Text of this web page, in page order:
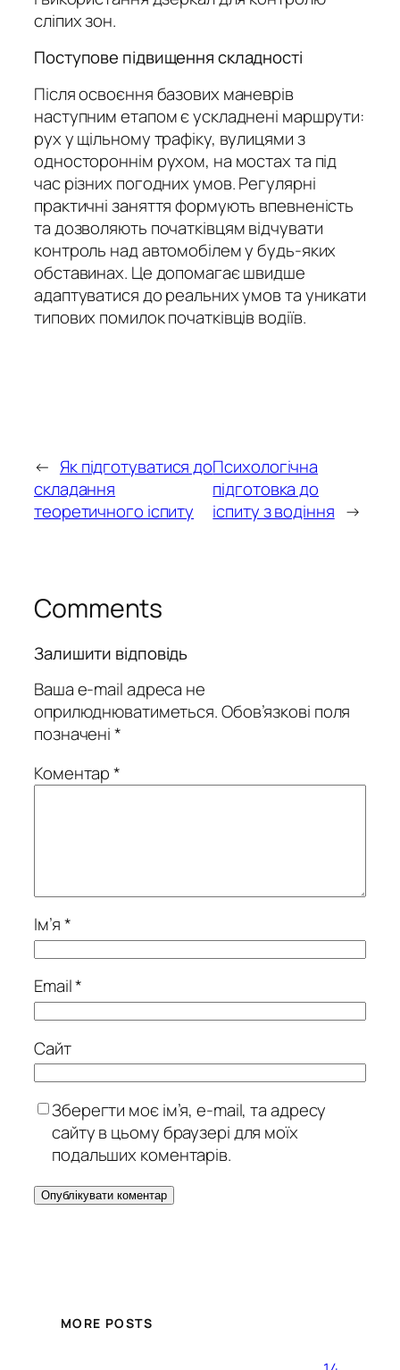
сліпих зон.
Поступове підвищення складності
Після освоєння базових маневрів
наступним етапом є ускладнені маршрути:
рух у щільному трафіку, вулицями з
одностороннім рухом, на мостах та під
час різних погодних умов. Регулярні
практичні заняття формують впевненість
та дозволяють початківцям відчувати
контроль над автомобілем у будь-яких
обставинах. Це допомагає швидше
адаптуватися до реальних умов та уникати
типових помилок початківців водіїв.
← Як підготуватися до
складання
теоретичного іспиту
Психологічна
підготовка до
іспиту з водіння →
Comments
Залишити відповідь
Ваша e-mail адреса не
оприлюднюватиметься.Обов’язкові поля
позначені*
Коментар*
Ім’я*
Email*
Сайт
Зберегти моє ім’я, e-mail, та адресу
сайту в цьому браузері для моїх
подальших коментарів.
MORE POSTS